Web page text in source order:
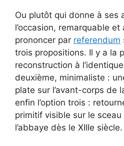
Ou plutôt qui donne à ses
l’occasion, remarquable
prononcer par referendum
trois propositions. Il y a la
reconstruction à
deuxième, minimaliste :
plate sur l’avant-corps de
enfin l’option trois :
primitif visible sur le
l’abbaye dès le XIIIe siècle.